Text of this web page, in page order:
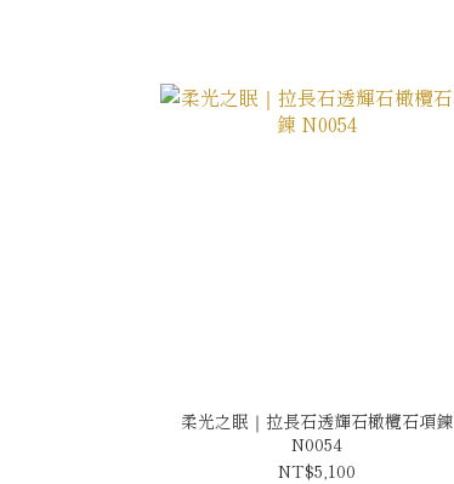
柔光之眠｜拉長石透輝石橄欖石項鍊
N0054
NT$5,100